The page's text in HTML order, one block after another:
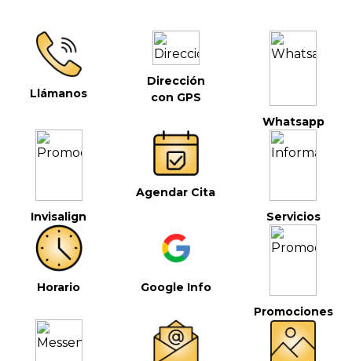
Llámanos
Dirección
con GPS
Whatsapp
Invisalign
Agendar Cita
Servicios
Horario
Google Info
Promociones